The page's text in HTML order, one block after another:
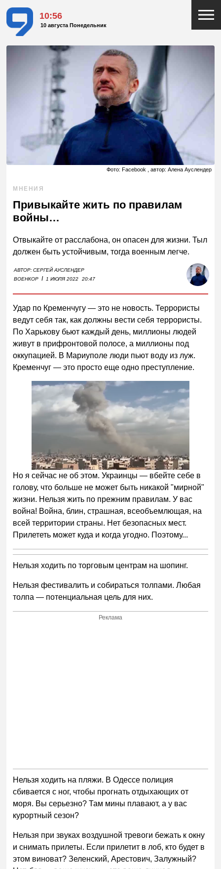
10:56
10 августа Понедельник
Фото: Facebook , автор: Алена Ауслендер
МНЕНИЯ
Привыкайте жить по правилам
войны…
Отвыкайте от расслабона, он опасен для жизни. Тыл
должен быть устойчивым, тогда военным легче.
АВТОР:СЕРГЕЙ АУСЛЕНДЕР
ВОЕНКОР I 1 ИЮЛЯ 2022 20:47
Удар по Кременчугу — это не новость. Террористы
ведут себя так, как должны вести себя террористы.
По Харькову бьют каждый день, миллионы людей
живут в прифронтовой полосе, а миллионы под
оккупацией. В Мариуполе люди пьют воду из луж.
Кременчуг — это просто еще одно преступление.
Но я сейчас не об этом. Украинцы — вбейте себе в
голову, что больше не может быть никакой "мирной"
жизни. Нельзя жить по прежним правилам. У вас
война! Война, блин, страшная, всеобъемлющая, на
всей территории страны. Нет безопасных мест.
Прилететь может куда и когда угодно. Поэтому...
Нельзя ходить по торговым центрам на шопинг.
Нельзя фестивалить и собираться толпами. Любая
толпа — потенциальная цель для них.
Реклама
Нельзя ходить на пляжи. В Одессе полиция
сбивается с ног, чтобы прогнать отдыхающих от
моря. Вы серьезно? Там мины плавают, а у вас
курортный сезон?
Нельзя при звуках воздушной тревоги бежать к окну
и снимать прилеты. Если прилетит в лоб, кто будет в
этом виноват? Зеленский, Арестович, Залужный?